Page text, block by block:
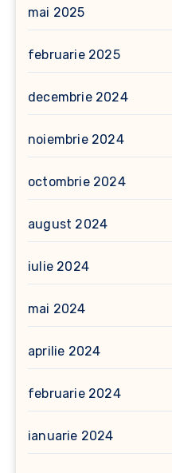
mai 2025
februarie 2025
decembrie 2024
noiembrie 2024
octombrie 2024
august 2024
iulie 2024
mai 2024
aprilie 2024
februarie 2024
ianuarie 2024